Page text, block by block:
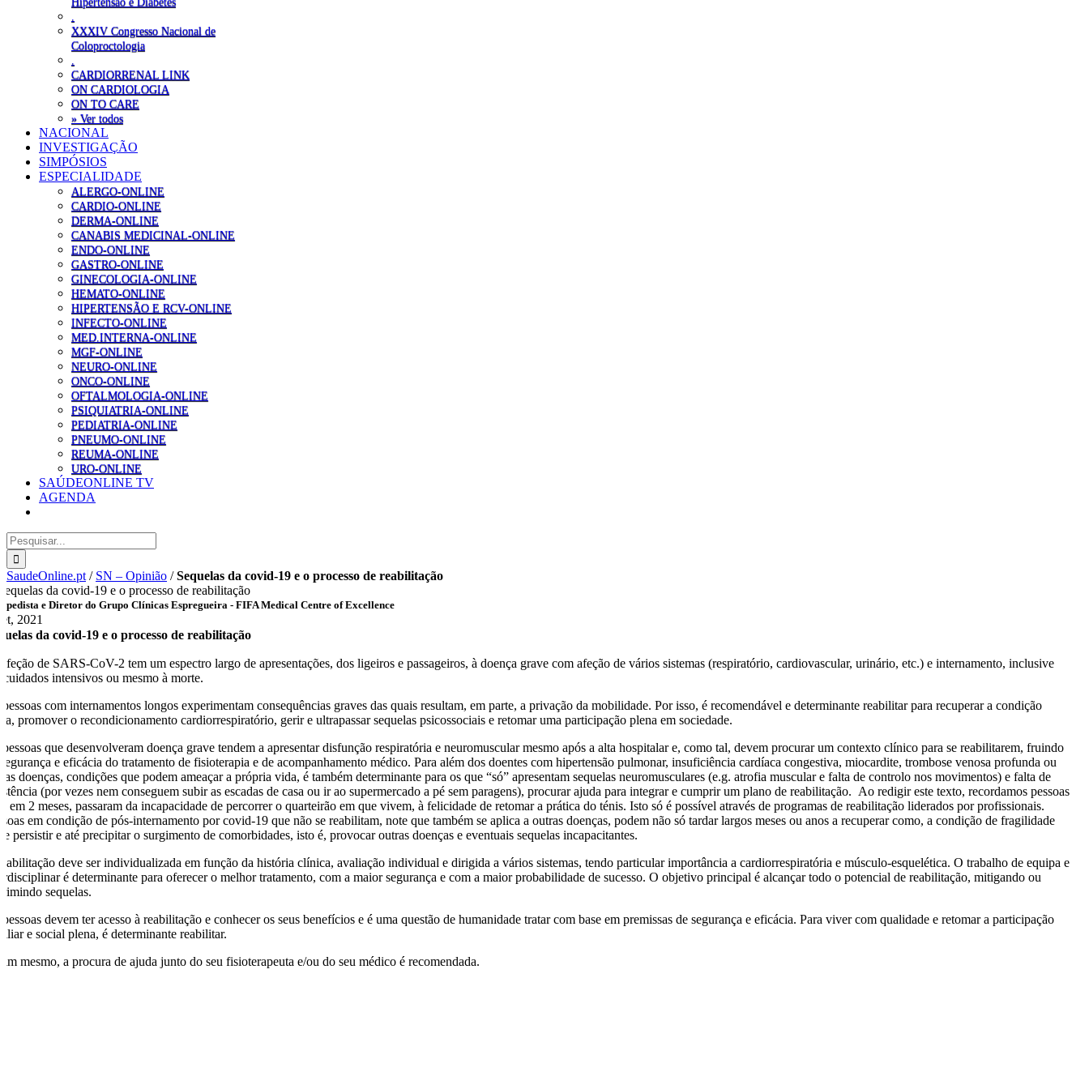
XXXIV Congresso Nacional de
Coloproctologia
CARDIORRENAL LINK
ON CARDIOLOGIA
ON TO CARE
» Ver todos
NACIONAL
INVESTIGAÇÃO
SIMPÓSIOS
ESPECIALIDADE
ALERGO-ONLINE
CARDIO-ONLINE
DERMA-ONLINE
CANABIS MEDICINAL-ONLINE
ENDO-ONLINE
GASTRO-ONLINE
GINECOLOGIA-ONLINE
HEMATO-ONLINE
HIPERTENSÃO E RCV-ONLINE
INFECTO-ONLINE
MED.INTERNA-ONLINE
MGF-ONLINE
NEURO-ONLINE
ONCO-ONLINE
OFTALMOLOGIA-ONLINE
PSIQUIATRIA-ONLINE
PEDIATRIA-ONLINE
PNEUMO-ONLINE
REUMA-ONLINE
URO-ONLINE
SAÚDEONLINE TV
AGENDA
Pesquisar
SaudeOnline.pt / SN – Opinião /Sequelas da covid-19 e o processo de reabilitação
e Diretor do Grupo Clínicas Espregueira - FIFA Medical Centre of Excellence
2021
da covid-19 e o processo de reabilitação
de SARS-CoV-2 tem um espectro largo de apresentações, dos ligeiros e passageiros, à doença grave com afeção de vários sistemas (respiratório, cardiovascular, urinário, etc.) e internamento, inclusive
cuidados intensivos ou mesmo à morte.
com internamentos longos experimentam consequências graves das quais resultam, em parte, a privação da mobilidade. Por isso, é recomendável e determinante reabilitar para recuperar a condição
promover o recondicionamento cardiorrespiratório, gerir e ultrapassar sequelas psicossociais e retomar uma participação plena em sociedade.
que desenvolveram doença grave tendem a apresentar disfunção respiratória e neuromuscular mesmo após a alta hospitalar e, como tal, devem procurar um contexto clínico para se reabilitarem, fruindo
e eficácia do tratamento de fisioterapia e de acompanhamento médico. Para além dos doentes com hipertensão pulmonar, insuficiência cardíaca congestiva, miocardite, trombose venosa profunda ou
doenças, condições que podem ameaçar a própria vida, é também determinante para os que “só” apresentam sequelas neuromusculares (e.g. atrofia muscular e falta de controlo nos movimentos) e falta de
(por vezes nem conseguem subir as escadas de casa ou ir ao supermercado a pé sem paragens), procurar ajuda para integrar e cumprir um plano de reabilitação. Ao redigir este texto, recordamos pessoas
em 2 meses, passaram da incapacidade de percorrer o quarteirão em que vivem, à felicidade de retomar a prática do ténis. Isto só é possível através de programas de reabilitação liderados por profissionais.
em condição de pós-internamento por covid-19 que não se reabilitam, note que também se aplica a outras doenças, podem não só tardar largos meses ou anos a recuperar como, a condição de fragilidade
persistir e até precipitar o surgimento de comorbidades, isto é, provocar outras doenças e eventuais sequelas incapacitantes.
deve ser individualizada em função da história clínica, avaliação individual e dirigida a vários sistemas, tendo particular importância a cardiorrespiratória e músculo-esquelética. O trabalho de equipa e
é determinante para oferecer o melhor tratamento, com a maior segurança e com a maior probabilidade de sucesso. O objetivo principal é alcançar todo o potencial de reabilitação, mitigando ou
sequelas.
devem ter acesso à reabilitação e conhecer os seus benefícios e é uma questão de humanidade tratar com base em premissas de segurança e eficácia. Para viver com qualidade e retomar a participação
e social plena, é determinante reabilitar.
mesmo, a procura de ajuda junto do seu fisioterapeuta e/ou do seu médico é recomendada.